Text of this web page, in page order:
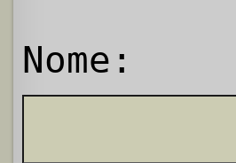
Nome: